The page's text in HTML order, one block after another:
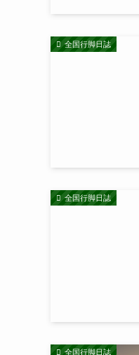
全国行脚日誌
全国行脚日誌
全国行脚日誌